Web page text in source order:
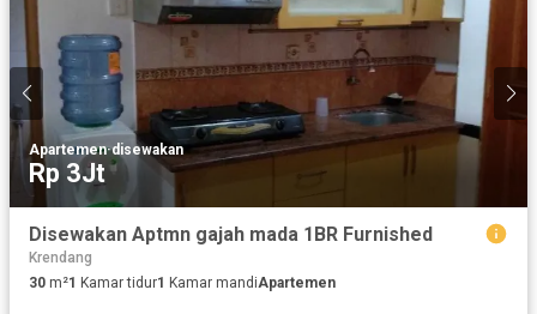
Apartemen·disewakan
Rp 3Jt
Disewakan Aptmn gajah mada 1BR Furnished
Krendang
30 m²1 Kamar tidur1 Kamar mandiApartemen